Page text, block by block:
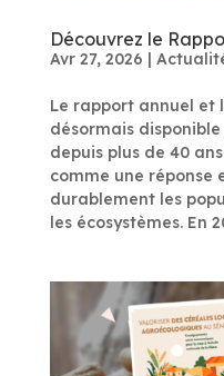
Découvrez le
Avr 27, 2026
Le rapport annuel et
désormais disponible
depuis plus de 40
comme une réponse
durablement les
les écosystèmes. En